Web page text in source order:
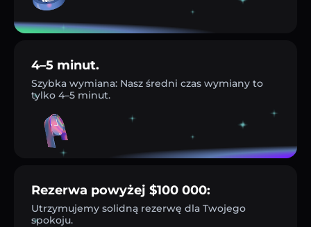
4–5 minut.
Szybka wymiana: Nasz średni czas wymiany to
tylko 4–5 minut.
Rezerwa powyżej $100 000:
Utrzymujemy solidną rezerwę dla Twojego
spokoju.